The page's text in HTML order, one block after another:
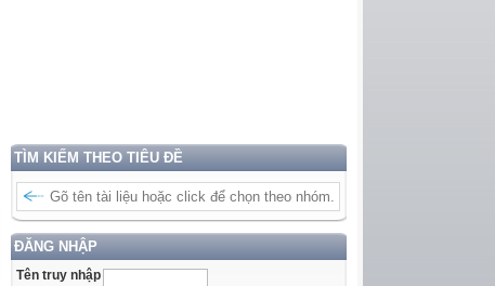
TÌM KIẾM THEO TIÊU ĐỀ
ĐĂNG NHẬP
Tên truy nhập